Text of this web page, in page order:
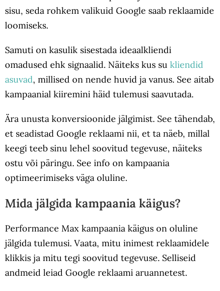
sisu, seda rohkem valikuid Google saab reklaamide
loomiseks.
Samuti on kasulik sisestada ideaalkliendi
omadused ehk signaalid. Näiteks kus su kliendid
asuvad, millised on nende huvid ja vanus. See aitab
kampaanial kiiremini häid tulemusi saavutada.
Ära unusta konversioonide jälgimist. See tähendab,
et seadistad Google reklaami nii, et ta näeb, millal
keegi teeb sinu lehel soovitud tegevuse, näiteks
ostu või päringu. See info on kampaania
optimeerimiseks väga oluline.
Mida jälgida kampaania käigus?
Performance Max kampaania käigus on oluline
jälgida tulemusi. Vaata, mitu inimest reklaamidele
klikkis ja mitu tegi soovitud tegevuse. Selliseid
andmeid leiad Google reklaami aruannetest.